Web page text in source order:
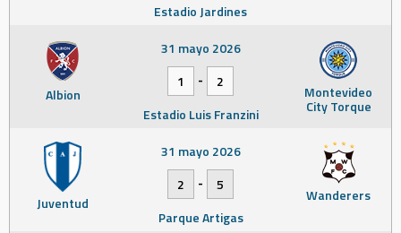
Estadio Jardines
Albion Montevideo
City Torque
31 mayo 2026
1
-
2
Estadio Luis Franzini
Juventud Wanderers
31 mayo 2026
2
-
5
Parque Artigas